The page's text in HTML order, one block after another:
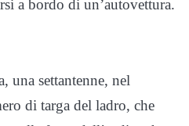
a bordo di un’autovettura.
una settantenne, nel
di targa del ladro, che